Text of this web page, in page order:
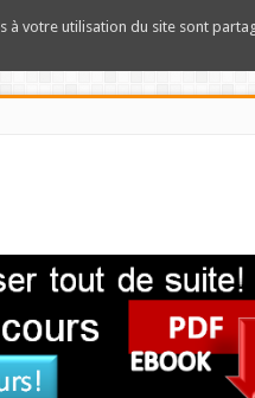
à votre utilisation du site sont